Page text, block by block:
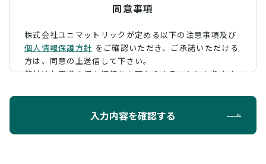
同意事項
株式会社ユニマットリックが定める以下の注意事項及び
個人情報保護方針 をご確認いただき、 ご承諾いただける
方は、同意の上送信して下さい。
弊社はお客様の個人情報をお預かりすることになります
ように定め、保護に努めております。
入力内容を確認する